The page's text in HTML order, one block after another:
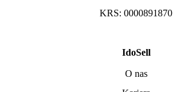
KRS: 0000891870
IdoSell
O nas